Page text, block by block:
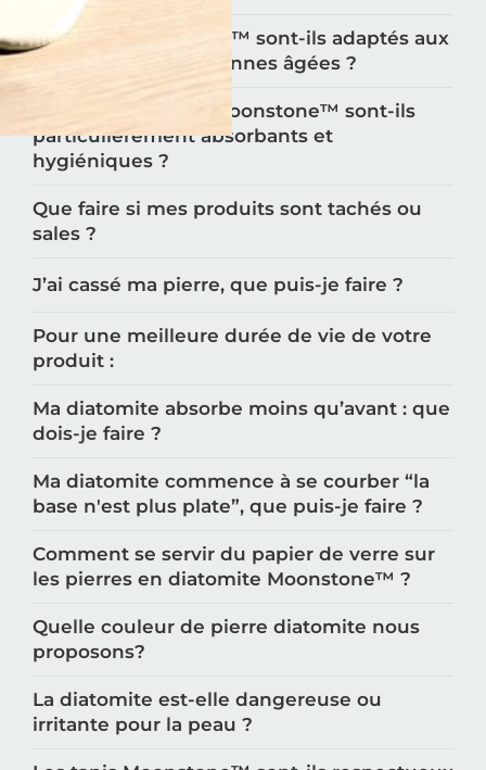
Moonstone™️?
Les tapis Moonstone™️ sont-ils adaptés aux
Pourquoi les tapis Moonstone™️ sont-ils
particulièrement absorbants et
Que faire si mes produits sont tachés ou
Pour une meilleure durée de vie de votre
Ma diatomite absorbe moins qu’avant : que
Ma diatomite commence à se courber “la
Comment se servir du papier de verre sur
Quelle couleur de pierre diatomite nous
La diatomite est-elle dangereuse ou